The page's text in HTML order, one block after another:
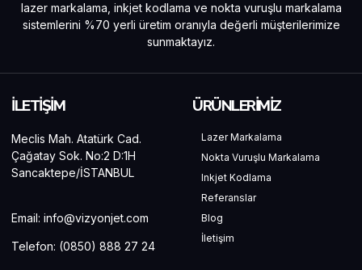
lazer markalama, inkjet kodlama ve nokta vuruşlu markalama
sistemlerini %70 yerli üretim oranıyla değerli müşterilerimize
sunmaktayız.
İLETİŞİM
Meclis Mah. Atatürk Cad.
Çağatay Sok. No:2 D:1H
Sancaktepe/İSTANBUL
Email: info@vizyonjet.com
Telefon: (0850) 888 27 24
ÜRÜNLERİMİZ
Lazer Markalama
Nokta Vuruşlu Markalama
Inkjet Kodlama
Referanslar
Blog
İletişim